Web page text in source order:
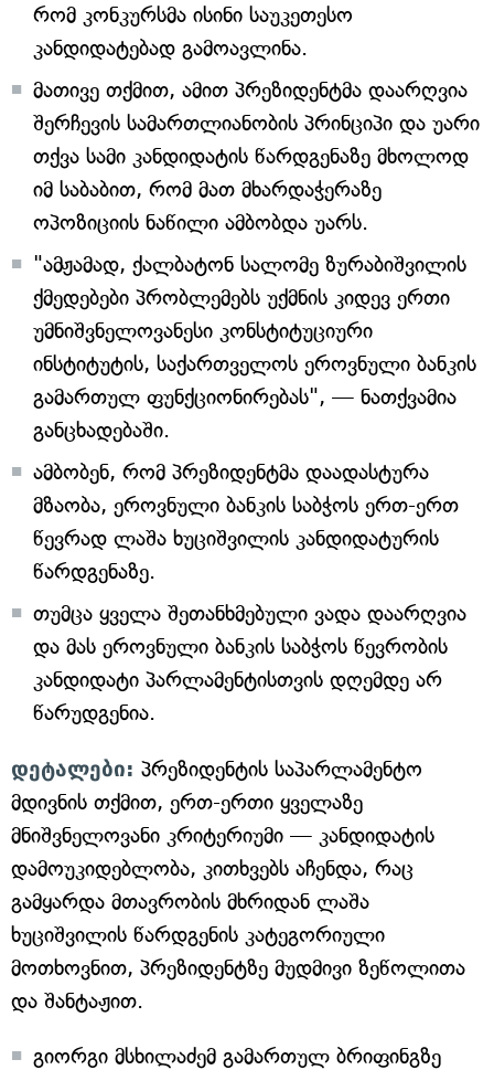
რომ კონკურსმა ისინი საუკეთესო
კანდიდატებად გამოავლინა.
მათივე თქმით, ამით პრეზიდენტმა დაარღვია
შერჩევის სამართლიანობის პრინციპი და უარი
თქვა სამი კანდიდატის წარდგენაზე მხოლოდ
იმ საბაბით, რომ მათ მხარდაჭერაზე
ოპოზიციის ნაწილი ამბობდა უარს.
"ამჟამად, ქალბატონ სალომე ზურაბიშვილის
ქმედებები პრობლემებს უქმნის კიდევ ერთი
უმნიშვნელოვანესი კონსტიტუციური
ინსტიტუტის, საქართველოს ეროვნული ბანკის
გამართულ ფუნქციონირებას", — ნათქვამია
განცხადებაში.
ამბობენ, რომ პრეზიდენტმა დაადასტურა
მზაობა, ეროვნული ბანკის საბჭოს ერთ-ერთ
წევრად ლაშა ხუციშვილის კანდიდატურის
წარდგენაზე.
თუმცა ყველა შეთანხმებული ვადა დაარღვია
და მას ეროვნული ბანკის საბჭოს წევრობის
კანდიდატი პარლამენტისთვის დღემდე არ
წარუდგენია.
დეტალები: პრეზიდენტის საპარლამენტო
მდივნის თქმით, ერთ-ერთი ყველაზე
მნიშვნელოვანი კრიტერიუმი — კანდიდატის
დამოუკიდებლობა, კითხვებს აჩენდა, რაც
გამყარდა მთავრობის მხრიდან ლაშა
ხუციშვილის წარდგენის კატეგორიული
მოთხოვნით, პრეზიდენტზე მუდმივი ზეწოლითა
და შანტაჟით.
გიორგი მსხილაძემ გამართულ ბრიფინგზე